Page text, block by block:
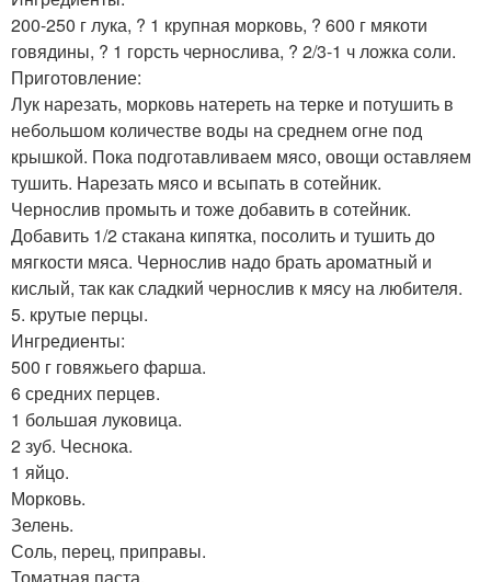
200-250 г лука, ? 1 крупная морковь, ? 600 г мякоти
говядины, ? 1 горсть чернослива, ? 2/3-1 ч ложка соли.
Приготовление:
Лук нарезать, морковь натереть на терке и потушить в
небольшом количестве воды на среднем огне под
крышкой. Пока подготавливаем мясо, овощи оставляем
тушить. Нарезать мясо и всыпать в сотейник.
Чернослив промыть и тоже добавить в сотейник.
Добавить 1/2 стакана кипятка, посолить и тушить до
мягкости мяса. Чернослив надо брать ароматный и
кислый, так как сладкий чернослив к мясу на любителя.
5. крутые перцы.
Ингредиенты:
500 г говяжьего фарша.
6 средних перцев.
1 большая луковица.
2 зуб. Чеснока.
1 яйцо.
Морковь.
Зелень.
Соль, перец, приправы.